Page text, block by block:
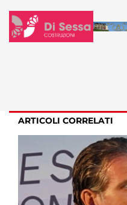
ARTICOLI CORRELATI